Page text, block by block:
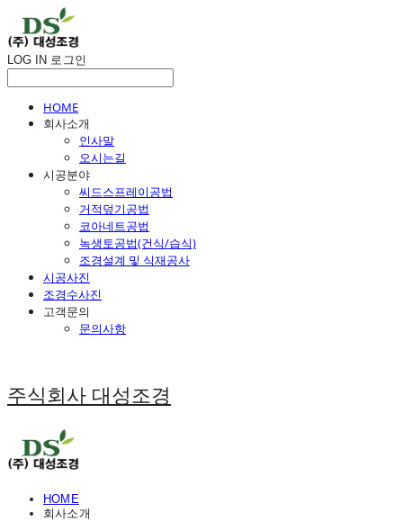
LOG IN 로그인
HOME
회사소개
인사말
오시는길
시공분야
씨드스프레이공법
거적덮기공법
코아네트공법
녹생토공법(건식/습식)
조경설계 및 식재공사
시공사진
조경수사진
고객문의
문의사항
주식회사 대성조경
HOME
회사소개